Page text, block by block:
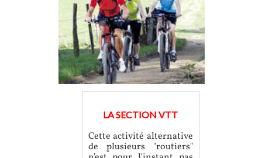
LA SECTION VTT
Cette activité alternative
de plusieurs "routiers"